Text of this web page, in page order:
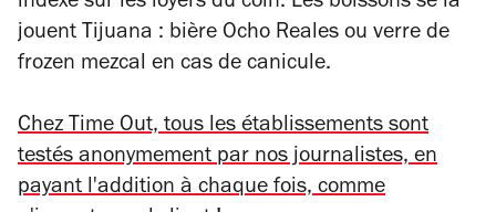
jouent Tijuana : bière Ocho Reales ou verre de
frozen mezcal en cas de canicule.
Chez Time Out, tous les établissements sont
testés anonymement par nos journalistes, en
payant l'addition à chaque fois, comme